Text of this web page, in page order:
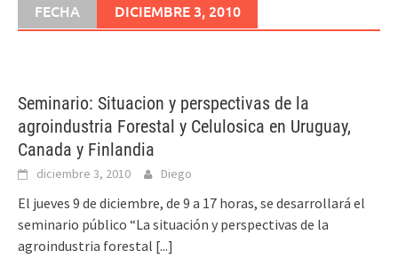
FECHA DICIEMBRE 3, 2010
Seminario: Situacion y perspectivas de la
agroindustria Forestal y Celulosica en Uruguay,
Canada y Finlandia
diciembre 3, 2010 Diego
El jueves 9 de diciembre, de 9 a 17 horas, se desarrollará el
seminario público “La situación y perspectivas de la
agroindustria forestal [...]